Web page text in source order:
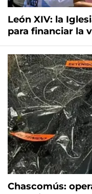
León XIV: la
para financiar la
Chascomús: